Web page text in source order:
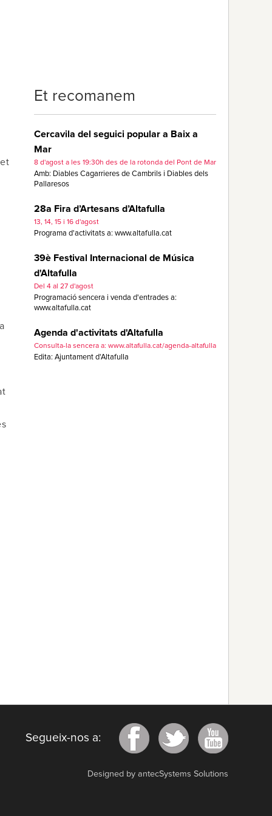
Et recomanem
Cercavila del seguici popular a Baix a
Mar
8 d'agost a les 19:30h des de la rotonda del Pont de Mar
Amb: Diables Cagarrieres de Cambrils i Diables dels
Pallaresos
28a Fira d’Artesans d’Altafulla
13, 14, 15 i 16 d'agost
Programa d'activitats a: www.altafulla.cat
39è Festival Internacional de Música
d'Altafulla
Del 4 al 27 d'agost
Programació sencera i venda d'entrades a:
www.altafulla.cat
Agenda d'activitats d'Altafulla
Consulta-la sencera a: www.altafulla.cat/agenda-altafulla
Edita: Ajuntament d'Altafulla
Segueix-nos a:
Designed by antecSystems Solutions